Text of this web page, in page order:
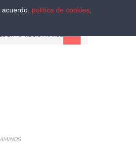
| REGISTRARSE
política de cookies.